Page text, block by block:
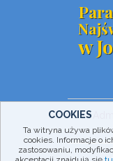
w
COOKIES
Ta witryna używa
cookies. Informacje o
zastosowaniu,